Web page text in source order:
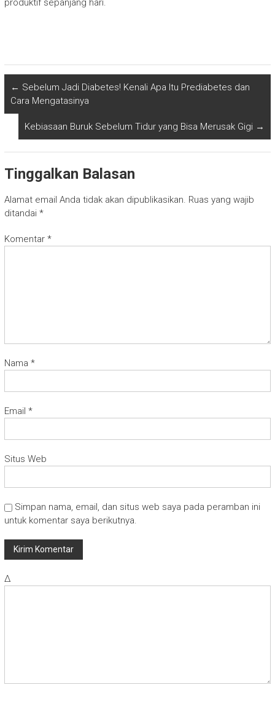
produktif sepanjang hari.
← Sebelum Jadi Diabetes! Kenali Apa Itu Prediabetes dan
Cara Mengatasinya
Kebiasaan Buruk Sebelum Tidur yang Bisa Merusak Gigi →
Tinggalkan Balasan
Alamat email Anda tidak akan dipublikasikan. Ruas yang wajib
ditandai *
Komentar *
Nama *
Email *
Situs Web
Simpan nama, email, dan situs web saya pada peramban ini
untuk komentar saya berikutnya.
Δ